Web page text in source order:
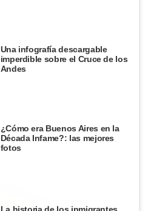
Una infografía descargable
imperdible sobre el Cruce de los
Andes
¿Cómo era Buenos Aires en la
Década Infame?: las mejores
fotos
La historia de los inmigrantes